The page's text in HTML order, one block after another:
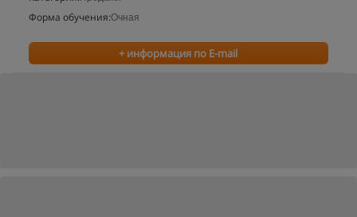
Форма обучения:Очная
+ информация по E-mail